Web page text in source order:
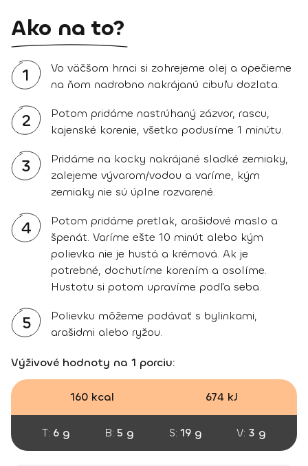
Ako na to?
1
Vo väčšom hrnci si zohrejeme olej a opečieme
na ňom nadrobno nakrájanú cibuľu dozlata.
2
Potom pridáme nastrúhaný zázvor, rascu,
kajenské korenie, všetko podusíme 1 minútu.
3
Pridáme na kocky nakrájané sladké zemiaky,
zalejeme vývarom/vodou a varíme, kým
zemiaky nie sú úplne rozvarené.
4
Potom pridáme pretlak, arašidové maslo a
špenát. Varíme ešte 10 minút alebo kým
polievka nie je hustá a krémová. Ak je
potrebné, dochutíme korením a osolíme.
Hustotu si potom upravíme podľa seba.
5
Polievku môžeme podávať s bylinkami,
arašidmi alebo ryžou.
Výživové hodnoty na 1 porciu:
160 kcal 674 kJ
T: 6 g B: 5 g S: 19 g V: 3 g